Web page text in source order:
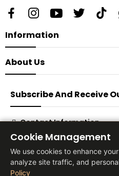
Information
About Us
Subscribe And Receive
Contact Information
Cookie Management
We use cookies to enhance
analyze site traffic, and
Policy